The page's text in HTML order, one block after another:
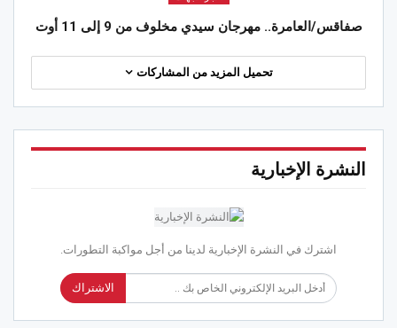
صفاقس/العامرة.. مهرجان سيدي مخلوف من 9 إلى 11 أوت
تحميل المزيد من المشاركات
النشرة الإخبارية
اشترك في النشرة الإخبارية لدينا من أجل مواكبة التطورات.
الاشتراك